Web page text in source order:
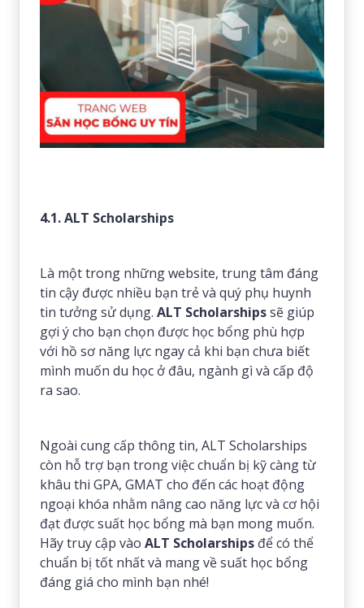
4.1. ALT Scholarships
Là một trong những website, trung tâm đáng
tin cậy được nhiều bạn trẻ và quý phụ huynh
tin tưởng sử dụng.ALT Scholarshipssẽ giúp
gợi ý cho bạn chọn được học bổng phù hợp
với hồ sơ năng lực ngay cả khi bạn chưa biết
mình muốn du học ở đâu, ngành gì và cấp độ
ra sao.
Ngoài cung cấp thông tin, ALT Scholarships
còn hỗ trợ bạn trong việc chuẩn bị kỹ càng từ
khâu thi GPA, GMAT cho đến các hoạt động
ngoại khóa nhằm nâng cao năng lực và cơ hội
đạt được suất học bổng mà bạn mong muốn.
Hãy truy cập vàoALT Scholarships để có thể
chuẩn bị tốt nhất và mang về suất học bổng
đáng giá cho mình bạn nhé!